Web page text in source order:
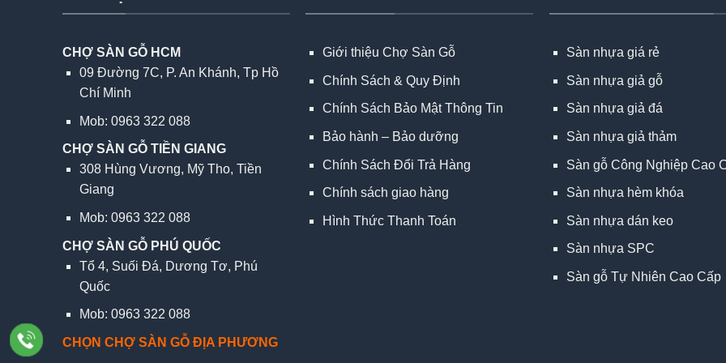
CHỢ SÀN GỖ HCM
09 Đường 7C, P. An Khánh, Tp Hồ
Chí Minh
Mob: 0963 322 088
CHỢ SÀN GỖ TIỀN GIANG
308 Hùng Vương, Mỹ Tho, Tiền
Giang
Mob: 0963 322 088
CHỢ SÀN GỖ PHÚ QUỐC
Tổ 4, Suối Đá, Dương Tơ, Phú
Quốc
Mob: 0963 322 088
CHỌN CHỢ SÀN GỖ ĐỊA PHƯƠNG
Giới thiệu Chợ Sàn Gỗ
Chính Sách & Quy Định
Chính Sách Bảo Mật Thông Tin
Bảo hành – Bảo dưỡng
Chính Sách Đổi Trả Hàng
Chính sách giao hàng
Hình Thức Thanh Toán
Sàn nhựa giá rẻ
Sàn nhựa giả gỗ
Sàn nhựa giả đá
Sàn nhựa giả thảm
Sàn gỗ Công Nghiệp Cao
Sàn nhựa hèm khóa
Sàn nhựa dán keo
Sàn nhựa SPC
Sàn gỗ Tự Nhiên Cao Cấp